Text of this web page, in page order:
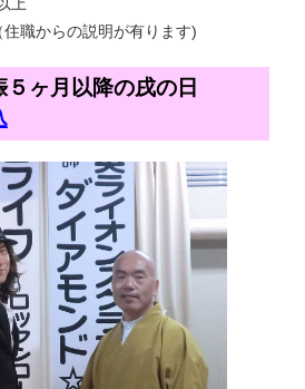
職からの説明が有ります)
ヶ月以降の戌の日